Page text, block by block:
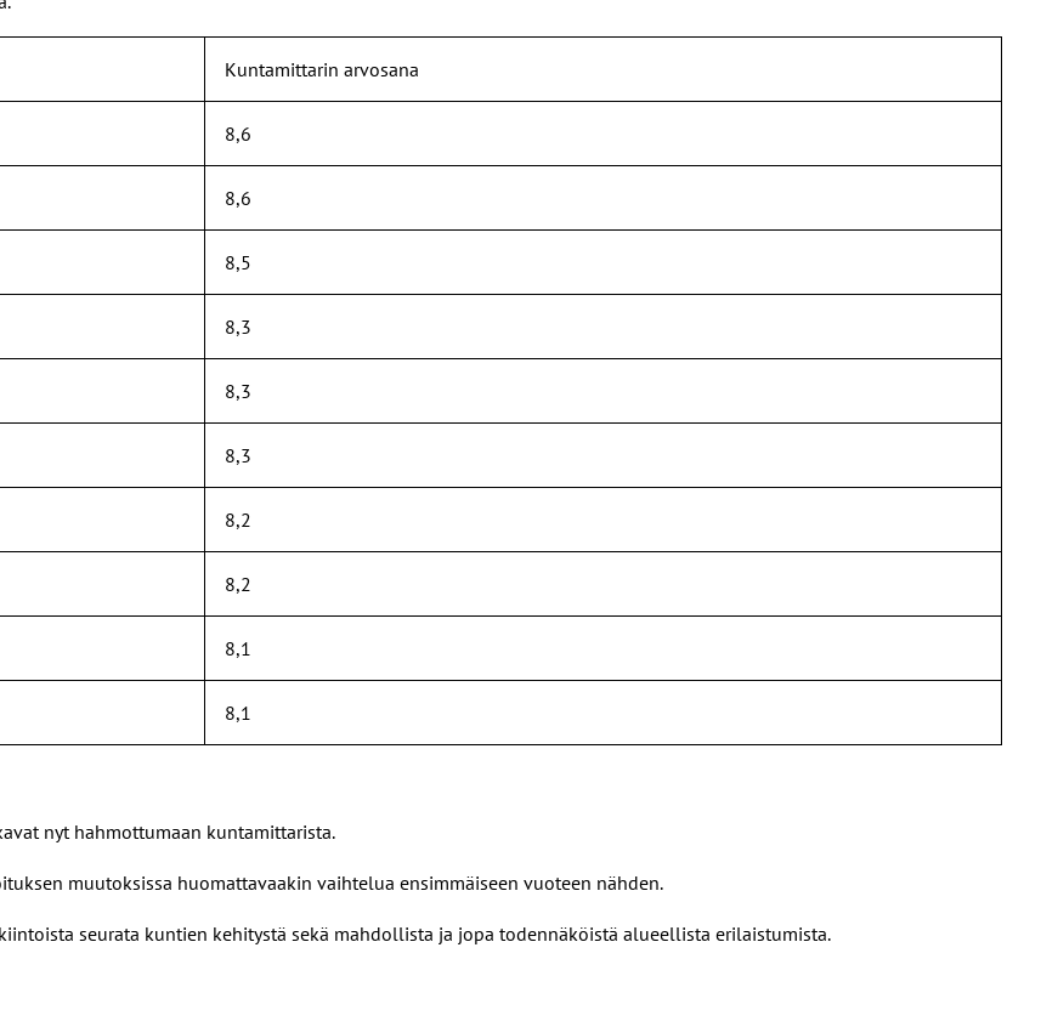
Kuntamittarin arvosana
8,6
8,6
8,5
8,3
8,3
8,3
8,2
8,2
8,1
8,1
nyt hahmottumaan kuntamittarista.
muutoksissa huomattavaakin vaihtelua ensimmäiseen vuoteen nähden.
seurata kuntien kehitystä sekä mahdollista ja jopa todennäköistä alueellista erilaistumista.